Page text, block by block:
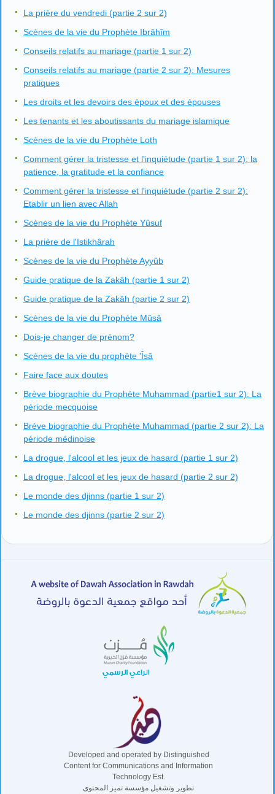
La prière du vendredi (partie 2 sur 2)
Scènes de la vie du Prophète Ibrâhîm
Conseils relatifs au mariage (partie 1 sur 2)
Conseils relatifs au mariage (partie 2 sur 2): Mesures
pratiques
Les droits et les devoirs des époux et des épouses
Les tenants et les aboutissants du mariage islamique
Scènes de la vie du Prophète Loth
Comment gérer la tristesse et l'inquiétude (partie 1 sur 2): la
patience, la gratitude et la confiance
Comment gérer la tristesse et l'inquiétude (partie 2 sur 2):
Etablir un lien avec Allah
Scènes de la vie du Prophète Yûsuf
La prière de l'Istikhârah
Scènes de la vie du Prophète Ayyûb
Guide pratique de la Zakâh (partie 1 sur 2)
Guide pratique de la Zakâh (partie 2 sur 2)
Scènes de la vie du Prophète Mûsâ
Dois-je changer de prénom?
Scènes de la vie du prophète 'Îsâ
Faire face aux doutes
Brève biographie du Prophète Muhammad (partie1 sur 2): La
période mecquoise
Brève biographie du Prophète Muhammad (partie 2 sur 2): La
période médinoise
La drogue, l'alcool et les jeux de hasard (partie 1 sur 2)
La drogue, l'alcool et les jeux de hasard (partie 2 sur 2)
Le monde des djinns (partie 1 sur 2)
Le monde des djinns (partie 2 sur 2)
Developed and operated by Distinguished
Content for Communications and Information
Technology Est.
تطوير وتشغيل مؤسسة تميز المحتوى